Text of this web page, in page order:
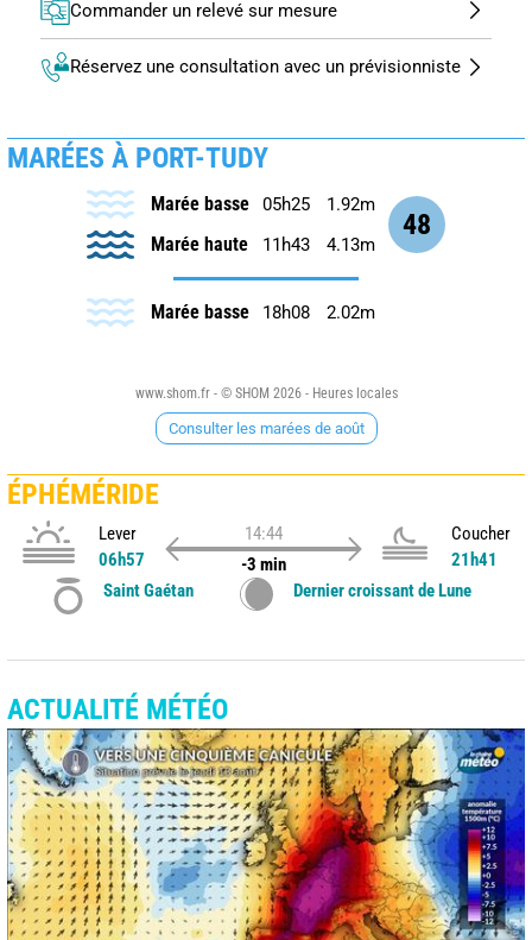
Commander un relevé sur mesure
Réservez une consultation avec un prévisionniste
MARÉES À PORT-TUDY
48
Marée basse 05h25 1.92m
Marée haute 11h43 4.13m
Marée basse 18h08 2.02m
www.shom.fr - © SHOM 2026 - Heures locales
Consulter les marées de août
ÉPHÉMÉRIDE
Lever
06h57
14:44
-3 min
Coucher
21h41
Saint Gaétan
Dernier croissant de Lune
ACTUALITÉ MÉTÉO